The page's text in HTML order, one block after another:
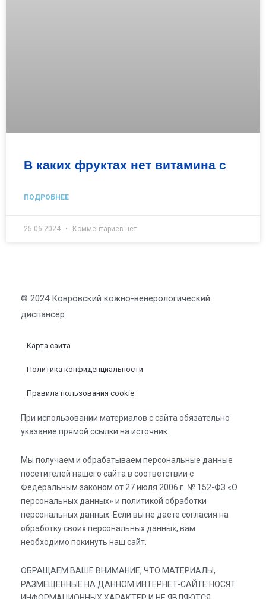
В каких фруктах нет витамина с
ПОДРОБНЕЕ
25.06.2024 Комментариев нет
© 2024 Ковровский кожно-венерологический
диспансер
Карта сайта
Политика конфиденциальности
Правила пользования cookie
При использовании материалов с сайта обязательно
указание прямой ссылки на источник.
Мы получаем и обрабатываем персональные данные
посетителей нашего сайта в соответствии с
Федеральным законом от 27 июля 2006 г. № 152-ФЗ «О
персональных данных» и политикой обработки
персональных данных. Если вы не даете согласия на
обработку своих персональных данных, вам
необходимо покинуть наш сайт.
ОБРАЩАЕМ ВАШЕ ВНИМАНИЕ, ЧТО МАТЕРИАЛЫ,
РАЗМЕЩЕННЫЕ НА ДАННОМ ИНТЕРНЕТ-САЙТЕ НОСЯТ